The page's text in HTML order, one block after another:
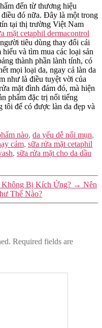
đến từ thương hiệu
đó nữa. Đây là một trong
tại thị trường Việt Nam
mặt cetaphil dermacontrol
tiêu dùng thay đổi cái
và tìm mua các loại sản
thành phần lành tính, có
mọi loại da, ngay cả làn da
như là điều tuyệt vời của
mặt đình đám đó, mà hiện
phẩm đặc trị nổi tiếng
để có được làn da đẹp và
nào, da yếu dễ nổi mụn,
cảm, sữa rửa mặt cetaphil
, sữa rửa mặt cho da dầu
Bị Kích Ứng? → Nên
Thế Nào?
Required fields are